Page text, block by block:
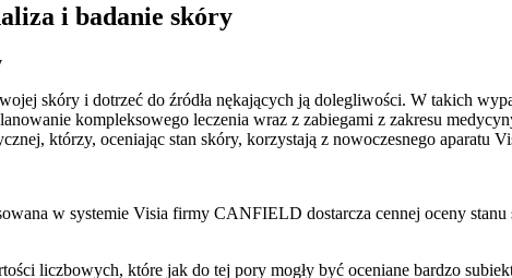
i badanie skóry
skóry i dotrzeć do źródła nękających ją dolegliwości. W takich
kompleksowego leczenia wraz z zabiegami z zakresu
którzy, oceniając stan skóry, korzystają z nowoczesnego aparatu
w systemie Visia firmy CANFIELD dostarcza cennej oceny
liczbowych, które jak do tej pory mogły być oceniane bardzo